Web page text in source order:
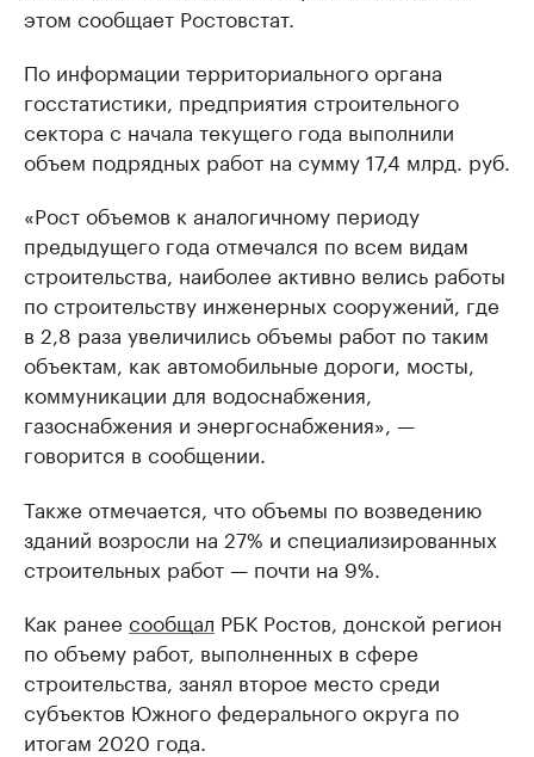
этом сообщает Ростовстат.
По информации территориального органа
госстатистики, предприятия строительного
сектора с начала текущего года выполнили
объем подрядных работ на сумму 17,4 млрд. руб.
«Рост объемов к аналогичному периоду
предыдущего года отмечался по всем видам
строительства, наиболее активно велись работы
по строительству инженерных сооружений, где
в 2,8 раза увеличились объемы работ по таким
объектам, как автомобильные дороги, мосты,
коммуникации для водоснабжения,
газоснабжения и энергоснабжения», —
говорится в сообщении.
Также отмечается, что объемы по возведению
зданий возросли на 27% и специализированных
строительных работ — почти на 9%.
Как ранее сообщал РБК Ростов, донской регион
по объему работ, выполненных в сфере
строительства, занял второе место среди
субъектов Южного федерального округа по
итогам 2020 года.